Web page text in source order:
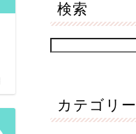
検索
カテゴリー